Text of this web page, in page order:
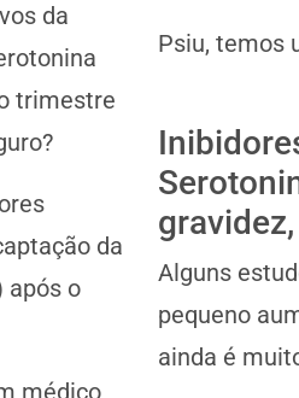
da
trimestre
da
após o
médico
Psiu, temos
Alguns
pequeno
ainda é